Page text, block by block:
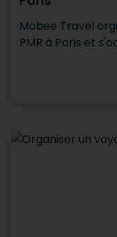
Mobee Travel
PMR à Paris et